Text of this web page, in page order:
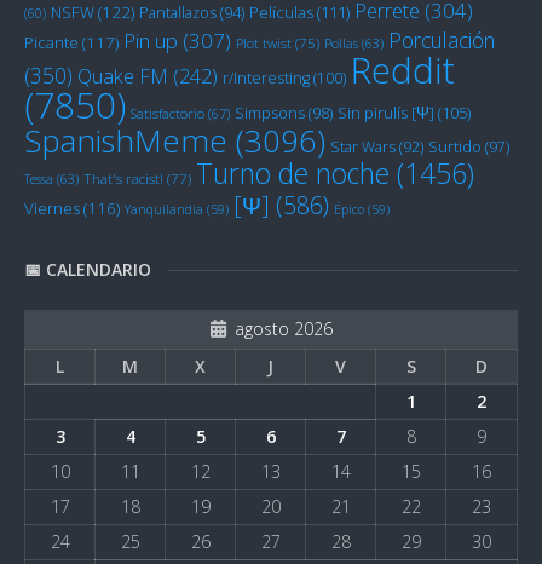
(60) NSFW(122) Pantallazos(94) Películas(111) Perrete (304)
Picante (117) Pin up (307) Plot twist (75) Pollas (63) Porculación
(350) Quake FM (242) r/Interesting(100) Reddit
(7850) Satisfactorio (67) Simpsons(98) Sin pirulís [Ψ] (105)
SpanishMeme (3096) Star Wars(92) Surtido (97)
Tessa (63) That's racist! (77) Turno de noche (1456)
Viernes(116) Yanquilandia (59) [Ψ] (586) Épico (59)
📅 CALENDARIO
agosto 2026
L
M X J V S
D
1
2
3
4 5 6 7 8
9
10
11 12 13 14 15
16
17
18 19 20 21 22
23
24
25 26 27 28 29
30